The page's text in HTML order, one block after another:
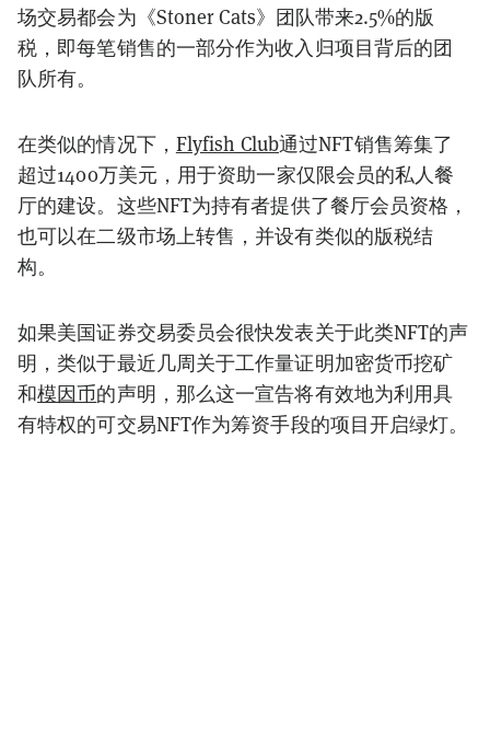
场交易都会为《Stoner Cats》团队带来2.5%的版
税，即每笔销售的一部分作为收入归项目背后的团
队所有。
在类似的情况下， Flyfish Club通过NFT销售筹集了
超过1400万美元，用于资助一家仅限会员的私人餐
厅的建设。这些NFT为持有者提供了餐厅会员资格，
也可以在二级市场上转售，并设有类似的版税结
构。
如果美国证券交易委员会很快发表关于此类NFT的声
明，类似于最近几周关于工作量证明加密货币挖矿
和模因币的声明，那么这一宣告将有效地为利用具
有特权的可交易NFT作为筹资手段的项目开启绿灯。